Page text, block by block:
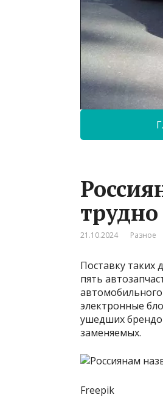
21.10.2024 Разное
Поставку таких
пять
автомобильного
электронные
ушедших
заменяемых.
Freepik